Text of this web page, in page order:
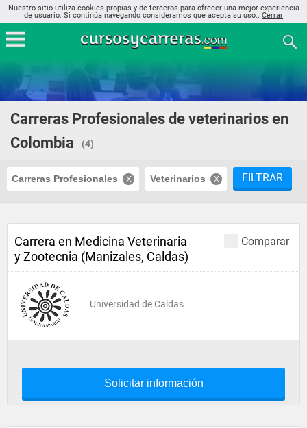
Nuestro sitio utiliza cookies propias y de terceros para ofrecer una mejor experiencia
de usuario. Si continúa navegando consideramos que acepta su uso.. Cerrar
Carreras Profesionales de veterinarios en
Colombia
(4)
Carreras Profesionales Veterinarios FILTRAR
Comparar
Carrera en Medicina Veterinaria
y Zootecnia (Manizales, Caldas)
Universidad de Caldas
Solicitar información